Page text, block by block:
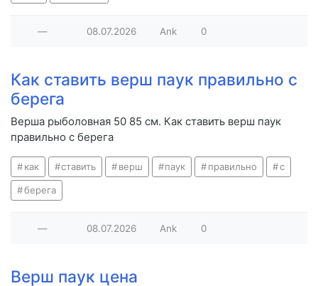
— 08.07.2026 Ank 0
Как ставить верш паук правильно с
берега
Верша рыболовная 50 85 см. Как ставить верш паук
правильно с берега
как ставить верш паук правильно с
берега
— 08.07.2026 Ank 0
Верш паук цена